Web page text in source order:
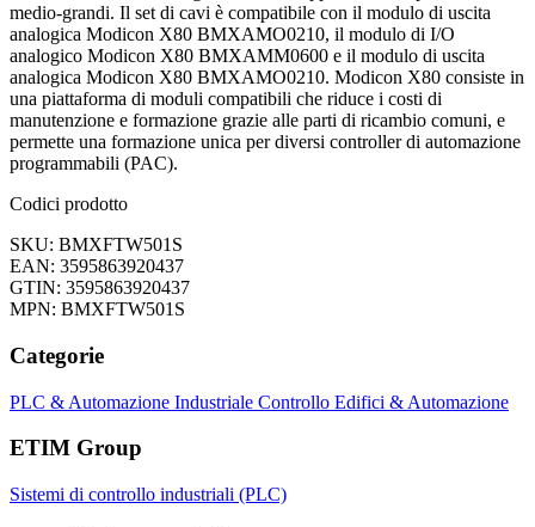
medio-grandi. Il set di cavi è compatibile con il modulo di uscita
analogica Modicon X80 BMXAMO0210, il modulo di I/O
analogico Modicon X80 BMXAMM0600 e il modulo di uscita
analogica Modicon X80 BMXAMO0210. Modicon X80 consiste in
una piattaforma di moduli compatibili che riduce i costi di
manutenzione e formazione grazie alle parti di ricambio comuni, e
permette una formazione unica per diversi controller di automazione
programmabili (PAC).
Codici prodotto
SKU: BMXFTW501S
EAN: 3595863920437
GTIN: 3595863920437
MPN: BMXFTW501S
Categorie
PLC & Automazione Industriale Controllo Edifici & Automazione
ETIM Group
Sistemi di controllo industriali (PLC)